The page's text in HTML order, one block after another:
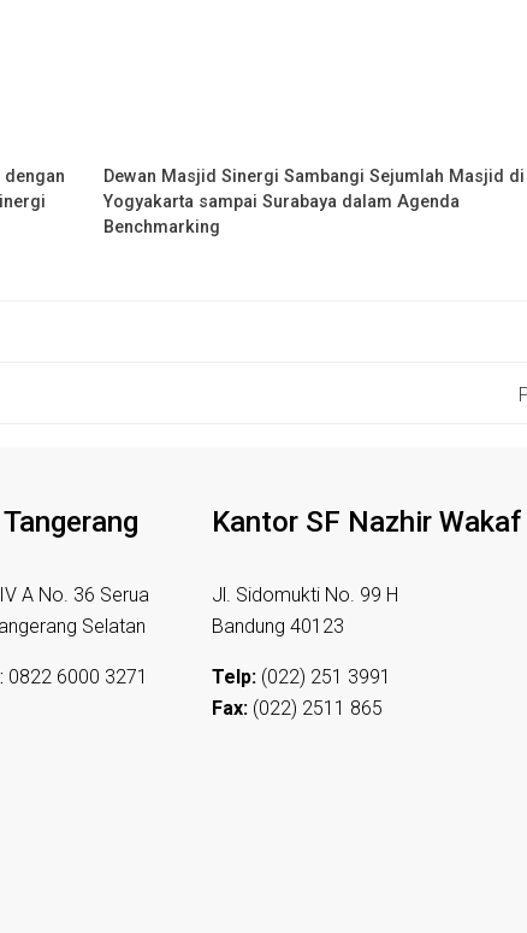
Dewan Masjid Sinergi Sambangi Sejumlah Masjid di
Yogyakarta sampai Surabaya dalam Agenda
Benchmarking
A No. 36 Serua
Selatan
0822 6000 3271
Kantor SF Nazhir Wakaf
Jl. Sidomukti No. 99 H
Bandung 40123
Telp: (022) 251 3991
Fax: (022) 2511 865